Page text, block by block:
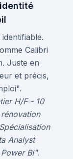
Calibri
Juste en
et précis,
H/F - 10
Analyst
BI".